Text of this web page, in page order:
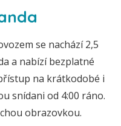
se nachází 2,5
a nabízí bezplatné
na krátkodobé i
snídani od 4:00 ráno.
obrazovkou.